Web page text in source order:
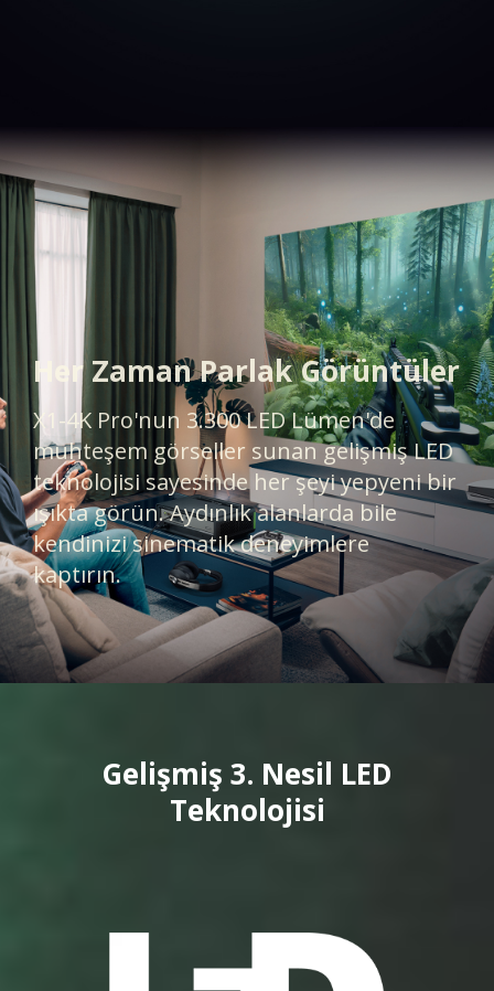
Her Zaman Parlak Görüntüler
X1-4K Pro'nun 3.300 LED Lümen'de
muhteşem görseller sunan gelişmiş LED
teknolojisi sayesinde her şeyi yepyeni bir
ışıkta görün. Aydınlık alanlarda bile
kendinizi sinematik deneyimlere
kaptırın.​​​​
Gelişmiş 3. Nesil LED
Teknolojisi